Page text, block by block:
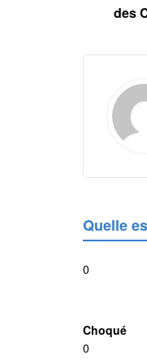
des
Quelle
0
Choqué
0